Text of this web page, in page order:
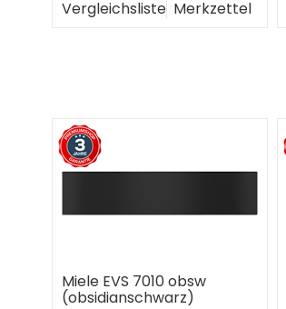
Vergleichsliste Merkzettel
Miele EVS 7010 obsw
(obsidianschwarz)